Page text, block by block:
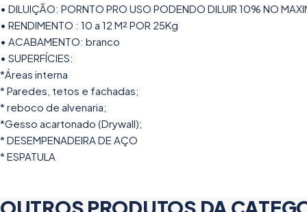
• DILUIÇÃO: PORNTO PRO USO PODENDO DILUIR 10% NO
• RENDIMENTO : 10 a 12 M² POR 25Kg
• ACABAMENTO: branco
• SUPERFÍCIES:
*Áreas interna
* Paredes, tetos e fachadas;
* reboco de alvenaria;
*Gesso acartonado (Drywall);
* DESEMPENADEIRA DE AÇO
* ESPATULA
OUTROS PRODUTOS DA